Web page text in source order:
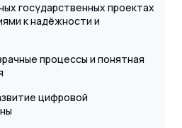
государственных проектах
к надёжности и
процессы и понятная
цифровой